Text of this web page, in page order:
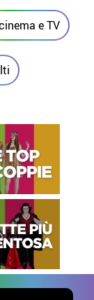
e TV